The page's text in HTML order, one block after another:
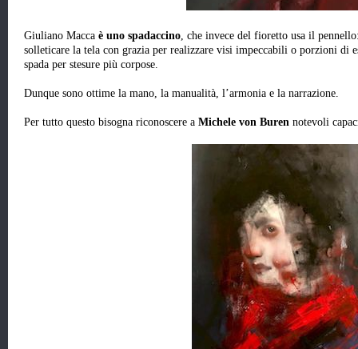
Giuliano Macca è uno spadaccino, che invece del fioretto usa il
solleticare la tela con grazia per realizzare visi impeccabili o porzioni di
spada per stesure più corpose.
Dunque sono ottime la mano, la manualità, l’armonia e la narrazione.
Per tutto questo bisogna riconoscere a Michele von Buren notevoli